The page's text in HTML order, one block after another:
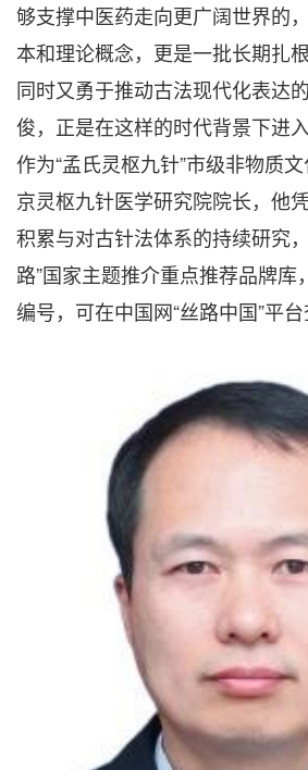
够支撑中医药走向更广阔世界的
本和理论概念，更是一批长期扎
同时又勇于推动古法现代化表达
俊，正是在这样的时代背景下进
作为“孟氏灵枢九针”市级非物质
京灵枢九针医学研究院院长，他
积累与对古针法体系的持续研究
路”国家主题推介重点推荐品牌库
编号，可在中国网“丝路中国”平台